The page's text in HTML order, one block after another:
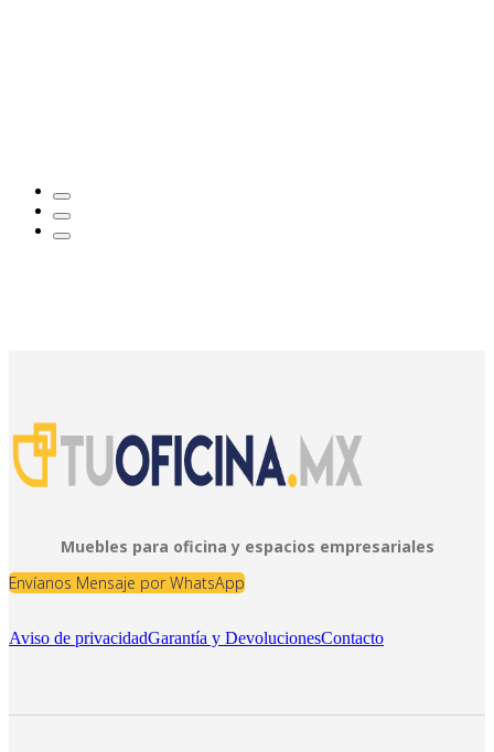
Muebles para oficina y espacios empresariales
Envíanos Mensaje por WhatsApp
Aviso de privacidadGarantía y DevolucionesContacto